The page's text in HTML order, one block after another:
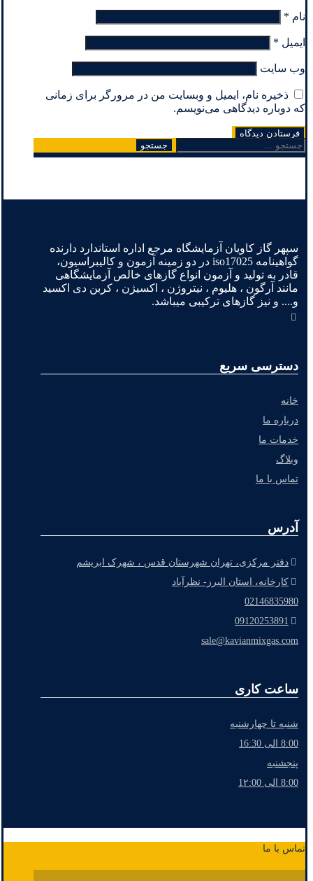
نام *
ایمیل *
وب‌ سایت
ذخیره نام، ایمیل و وبسایت من در مرورگر برای زمانی
که دوباره دیدگاهی می‌نویسم.
جستجو
برای:
سپهر گاز کاویان آزمایشگاه مرجع اداره استاندارد دارنده
گواهینامه iso17025 در دو زمینه آزمون و کالیبراسیون،
قادر به تولید و آزمون انواع گازهای خالص آزمایشگاهی
مانند آرگون ، هلیوم ، نیتروژن ، اکسیژن ، کربن دی اکسید
و.... و نیز گازهای ترکیبی میباشد.
دسترسی سریع
خانه
درباره ما
خدمات ما
وبلاگ
تماس با ما
آدرس
دفتر مرکزی، تهران شهرستان قدس ، شهرک ابریشم
کارخانه، استان البرز- نظرآباد
02146835980
09120253891
sale@kavianmixgas.com
ساعت کاری
شنبه تا چهارشنبه
8:00 الی 16:30
پنجشنبه
8:00 الی 1۲:00
تماس با ما